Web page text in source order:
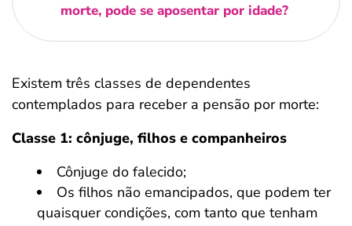
morte, pode se aposentar por idade?
Existem três classes de dependentes
contemplados para receber a pensão por morte:
Classe 1: cônjuge, filhos e companheiros
Cônjuge do falecido;
Os filhos não emancipados, que podem ter
quaisquer condições, com tanto que tenham